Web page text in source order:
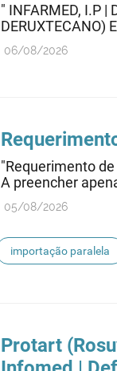
" INFARMED, I.P |
06/08/2026
"Requerimento
A preencher
05/08/2026
importação paralela
Protart